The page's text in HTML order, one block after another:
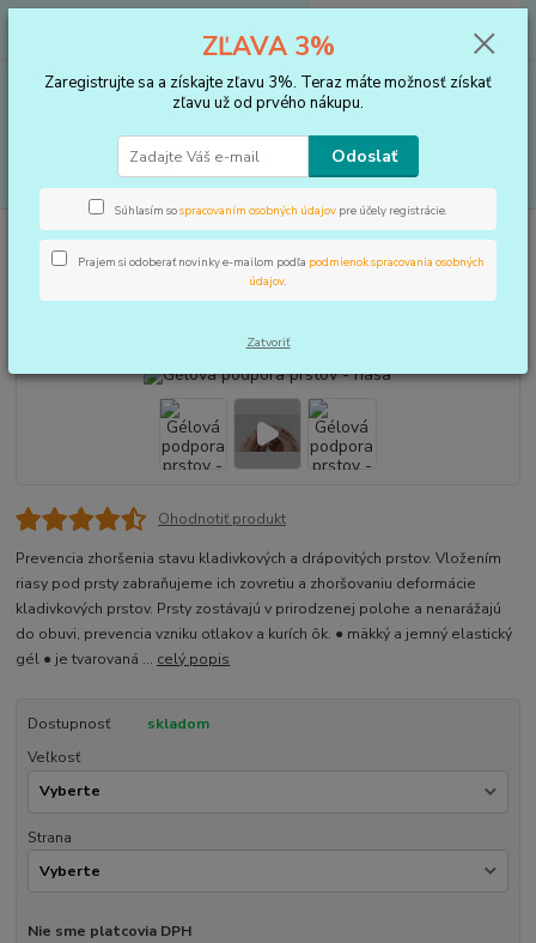
za0 €
Úvod VLOŽKY DO TOPÁNOK, KOREKTORY Korektory
Gélová podpora
prstov - riasa
Gélová podpora prstov - riasa
Ohodnotiť produkt
Prevencia zhoršenia stavu kladivkových a drápovitých prstov. Vložením
riasy pod prsty zabraňujeme ich zovretiu a zhoršovaniu deformácie
kladivkových prstov. Prsty zostávajú v prirodzenej polohe a nenarážajú
do obuvi, prevencia vzniku otlakov a kurích ôk. ● mäkký a jemný elastický
gél ● je tvarovaná ... celý popis
Dostupnosť
skladom
Veľkosť
Strana
Nie sme platcovia DPH
ZĽAVA 3%
Zaregistrujte sa a získajte zľavu 3%. Teraz máte možnosť získať
zľavu už od prvého nákupu.
Odoslať
Súhlasím sospracovaním osobných údajov pre účely registrácie.
Prajem si odoberať novinky e-mailom podľa podmienok spracovania osobných
údajov.
Zatvoriť